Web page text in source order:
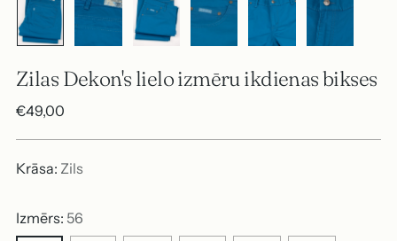
Zilas Dekon's lielo izmēru ikdienas bikses
Parastā
€49,00
Krāsa: Zils
Izmērs: 56